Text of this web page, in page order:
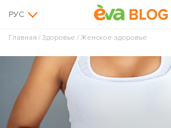
РУС
Главная / Здоровье / Женское здоровье